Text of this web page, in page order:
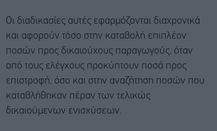
Οι διαδικασίες αυτές εφαρμόζονται διαχρονικά
και αφορούν τόσο στην καταβολή επιπλέον
ποσών προς δικαιούχους παραγωγούς, όταν
από τους ελέγχους προκύπτουν ποσά προς
επιστροφή, όσο και στην αναζήτηση ποσών που
καταβλήθηκαν πέραν των τελικώς
δικαιούμενων ενισχύσεων.